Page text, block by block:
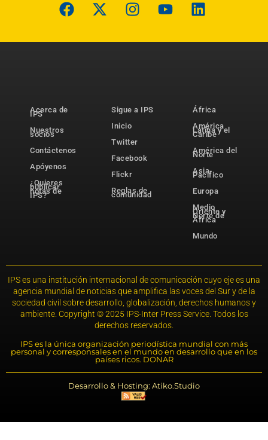
Acerca de
IPS
Nuestros
socios
Contáctenos
Apóyenos
¿Quieres
publicar
notas de
IPS?
Sigue a IPS
Inicio
Twitter
Facebook
Flickr
Reglas de
comunidad
África
América
Latina y el
Caribe
América del
Norte
Asia-
Pacífico
Europa
Medio
Oriente y
Norte de
África
Mundo
IPS es una institución internacional de comunicación cuyo eje es una
agencia mundial de noticias que amplifica las voces del Sur y de la
sociedad civil sobre desarrollo, globalización, derechos humanos y
ambiente. Copyright © 2025 IPS-Inter Press Service. Todos los
derechos reservados.
IPS es la única organización periodística mundial con más
personal y corresponsales en el mundo en desarrollo que en los
países ricos. DONAR
Desarrollo & Hosting: Atiko.Studio